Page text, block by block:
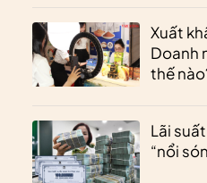
Xuất
Doanh
thế
Lãi
“nổi